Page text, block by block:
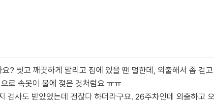
? 씻고 깨끗하게 말리고 집에 있을 땐 덜한데, 외출해서 좀 걷
로 속옷이 물에 젖은 것처럼요 ㅠㅠ
검사도 받았었는데 괜찮다 하더라구요. 26주차인데 외출하고